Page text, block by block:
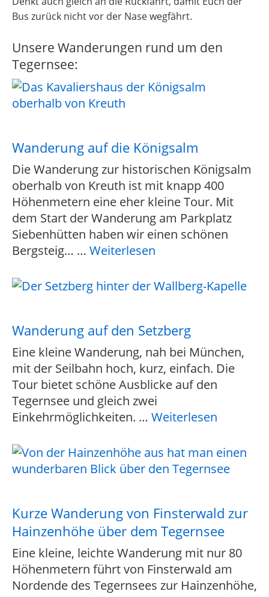
Bus zurück nicht vor der Nase wegfährt.
Unsere Wanderungen rund um den
Tegernsee:
Wanderung auf die Königsalm
Die Wanderung zur historischen Königsalm
oberhalb von Kreuth ist mit knapp 400
Höhenmetern eine eher kleine Tour. Mit
dem Start der Wanderung am Parkplatz
Siebenhütten haben wir einen schönen
Bergsteig… … Weiterlesen
Wanderung auf den Setzberg
Eine kleine Wanderung, nah bei München,
mit der Seilbahn hoch, kurz, einfach. Die
Tour bietet schöne Ausblicke auf den
Tegernsee und gleich zwei
Einkehrmöglichkeiten. … Weiterlesen
Kurze Wanderung von Finsterwald zur
Hainzenhöhe über dem Tegernsee
Eine kleine, leichte Wanderung mit nur 80
Höhenmetern führt von Finsterwald am
Nordende des Tegernsees zur Hainzenhöhe,